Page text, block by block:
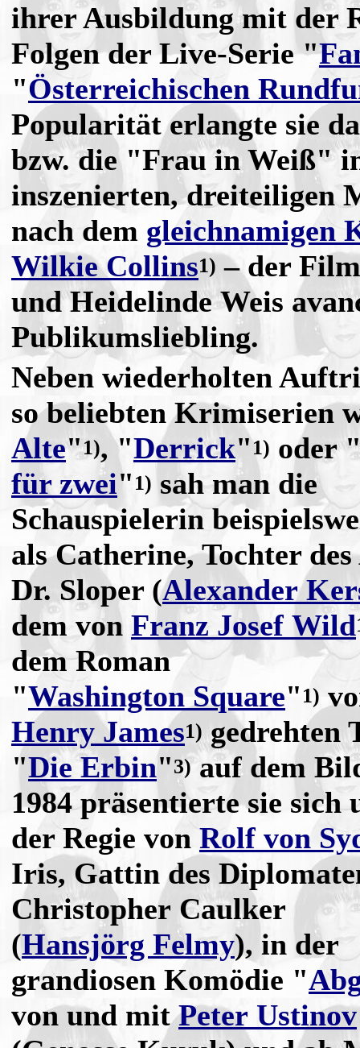
ihrer Ausbildung mit der
Folgen der Live-Serie "
"Österreichischen
Popularität erlangte sie
bzw. die "Frau in Weiß"
inszenierten, dreiteiligen
nach dem gleichnamigen
Wilkie Collins1) – der
und Heidelinde Weis
Publikumsliebling.
Neben wiederholten
so beliebten Krimiserien
Alte"1), "Derrick"1) oder
für zwei" 1) sah man die
Schauspielerin
als Catherine,Tochter
Dr. Sloper (Alexander
dem von Franz Josef Wild
dem Roman
"Washington Square" 1)
Henry James1) gedrehten
"Die Erbin"3)auf dem
1984 präsentierte sie sich
der Regie vonRolf von
Iris, Gattin des
Christopher Caulker
(Hansjörg Felmy), in der
grandiosen Komödie "
von und mitPeter Ustinov